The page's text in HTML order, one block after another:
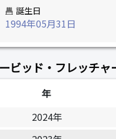
誕生日
1994年05月31日
ビッド・フレッチ
年
2024年